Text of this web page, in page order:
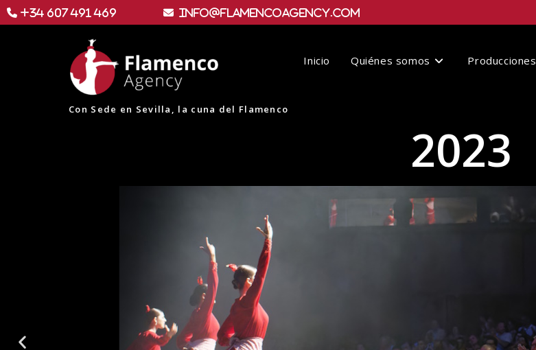
+34 607 491 469 info@flamencoagency.com
Inicio Quiénes somos Producciones
Con Sede en Sevilla, la cuna del Flamenco
2023